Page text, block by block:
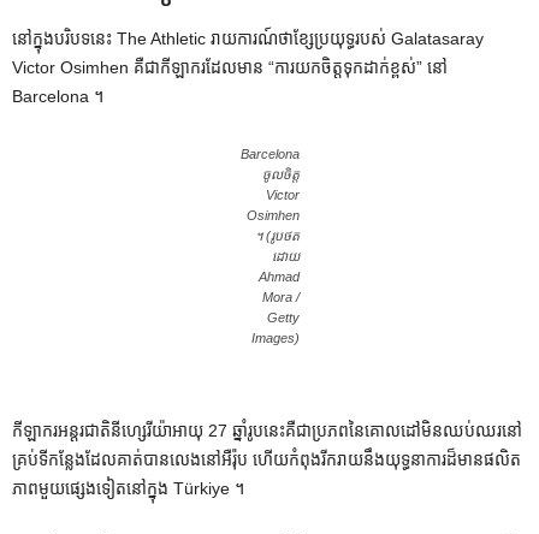
នៅក្នុងបរិបទនេះ The Athletic រាយការណ៍ថាខ្សែប្រយុទ្ធរបស់ Galatasaray
Victor Osimhen គឺជាកីឡាករដែលមាន “ការយកចិត្តទុកដាក់ខ្ពស់” នៅ
Barcelona ។
Barcelona
ចូលចិត្ត
Victor
Osimhen
។ (រូបថត
ដោយ
Ahmad
Mora /
Getty
Images)
កីឡាករអន្តរជាតិនីហ្សេរីយ៉ាអាយុ 27 ឆ្នាំរូបនេះគឺជាប្រភពនៃគោលដៅមិនឈប់ឈរនៅ
គ្រប់ទីកន្លែងដែលគាត់បានលេងនៅអឺរ៉ុប ហើយកំពុងរីករាយនឹងយុទ្ធនាការដ៏មានផលិត
ភាពមួយផ្សេងទៀតនៅក្នុង Türkiye ។